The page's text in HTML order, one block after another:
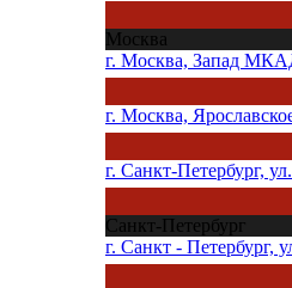
Москва
г. Москва, Запад
г. Москва,
г. Санкт-Петербург,
Санкт-Петербург
г. Санкт - Петербург,